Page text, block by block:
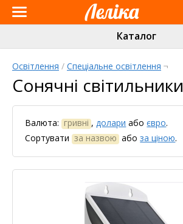
Інтернет-
магазин
«Леліка»
Каталог
Освітлення / Спеціальне освітлення ¬
Сонячні світильники
Валюта: гривні ,долари абоєвро.
Сортувати за назвою абоза ціною.